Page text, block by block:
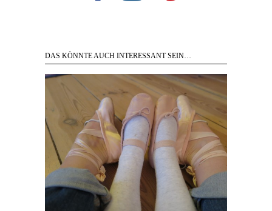
DAS KÖNNTE AUCH INTERESSANT SEIN…